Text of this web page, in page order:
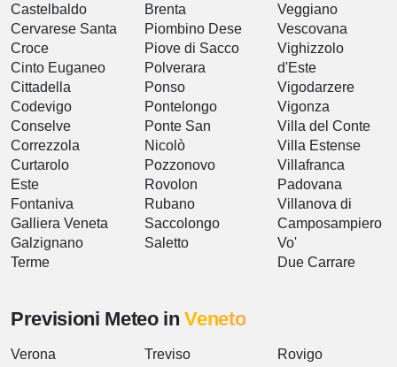
Castelbaldo
Cervarese Santa
Croce
Cinto Euganeo
Cittadella
Codevigo
Conselve
Correzzola
Curtarolo
Este
Fontaniva
Galliera Veneta
Galzignano
Terme
Brenta
Piombino Dese
Piove di Sacco
Polverara
Ponso
Pontelongo
Ponte San
Nicolò
Pozzonovo
Rovolon
Rubano
Saccolongo
Saletto
Veggiano
Vescovana
Vighizzolo
d'Este
Vigodarzere
Vigonza
Villa del Conte
Villa Estense
Villafranca
Padovana
Villanova di
Camposampiero
Vo'
Due Carrare
Previsioni Meteo inVeneto
Verona
Treviso
Rovigo